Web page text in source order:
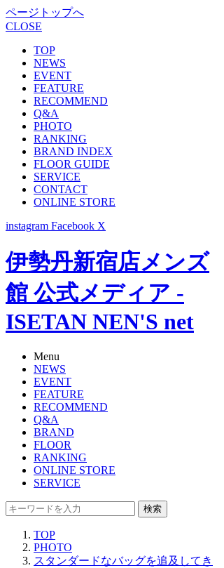
ページトップへ
CLOSE
TOP
NEWS
EVENT
FEATURE
RECOMMEND
Q&A
PHOTO
RANKING
BRAND INDEX
FLOOR GUIDE
SERVICE
CONTACT
ONLINE STORE
instagram Facebook X
伊勢丹新宿店メンズ
館 公式メディア -
ISETAN NEN'S net
Menu
NEWS
EVENT
FEATURE
RECOMMEND
Q&A
BRAND
FLOOR
RANKING
ONLINE STORE
SERVICE
検索
TOP
PHOTO
スタンダードなバッグを追及してき